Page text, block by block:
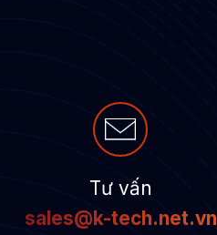
Tư vấn
sales@k-tech.net.vn